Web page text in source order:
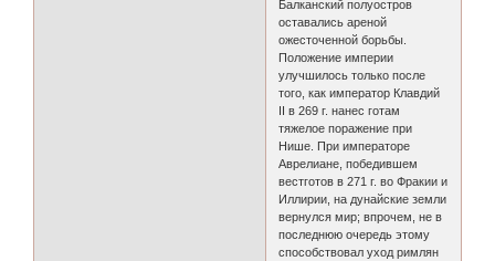
Балканский полуостров
оставались ареной
ожесточенной борьбы.
Положение империи
улучшилось только после
того, как император Клавдий
II в 269 г. нанес готам
тяжелое поражение при
Нише. При императоре
Аврелиане, победившем
вестготов в 271 г. во Фракии и
Иллирии, на дунайские земли
вернулся мир; впрочем, не в
последнюю очередь этому
способствовал уход римлян